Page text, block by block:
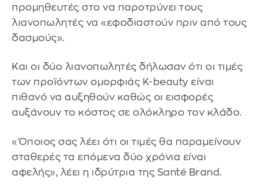
προμηθευτές στο να παροτρύνει τους
λιανοπωλητές να «εφοδιαστούν πριν από τους
δασμούς».
Και οι δύο λιανοπωλητές δήλωσαν ότι οι τιμές
των προϊόντων ομορφιάς K-beauty είναι
πιθανό να αυξηθούν καθώς οι εισφορές
αυξάνουν το κόστος σε ολόκληρο τον κλάδο.
«Όποιος σας λέει ότι οι τιμές θα παραμείνουν
σταθερές τα επόμενα δύο χρόνια είναι
αφελής», λέει η ιδρύτρια της Santé Brand.